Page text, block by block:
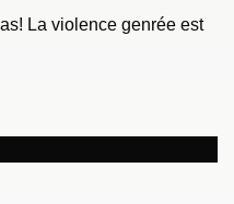
La violence genrée est